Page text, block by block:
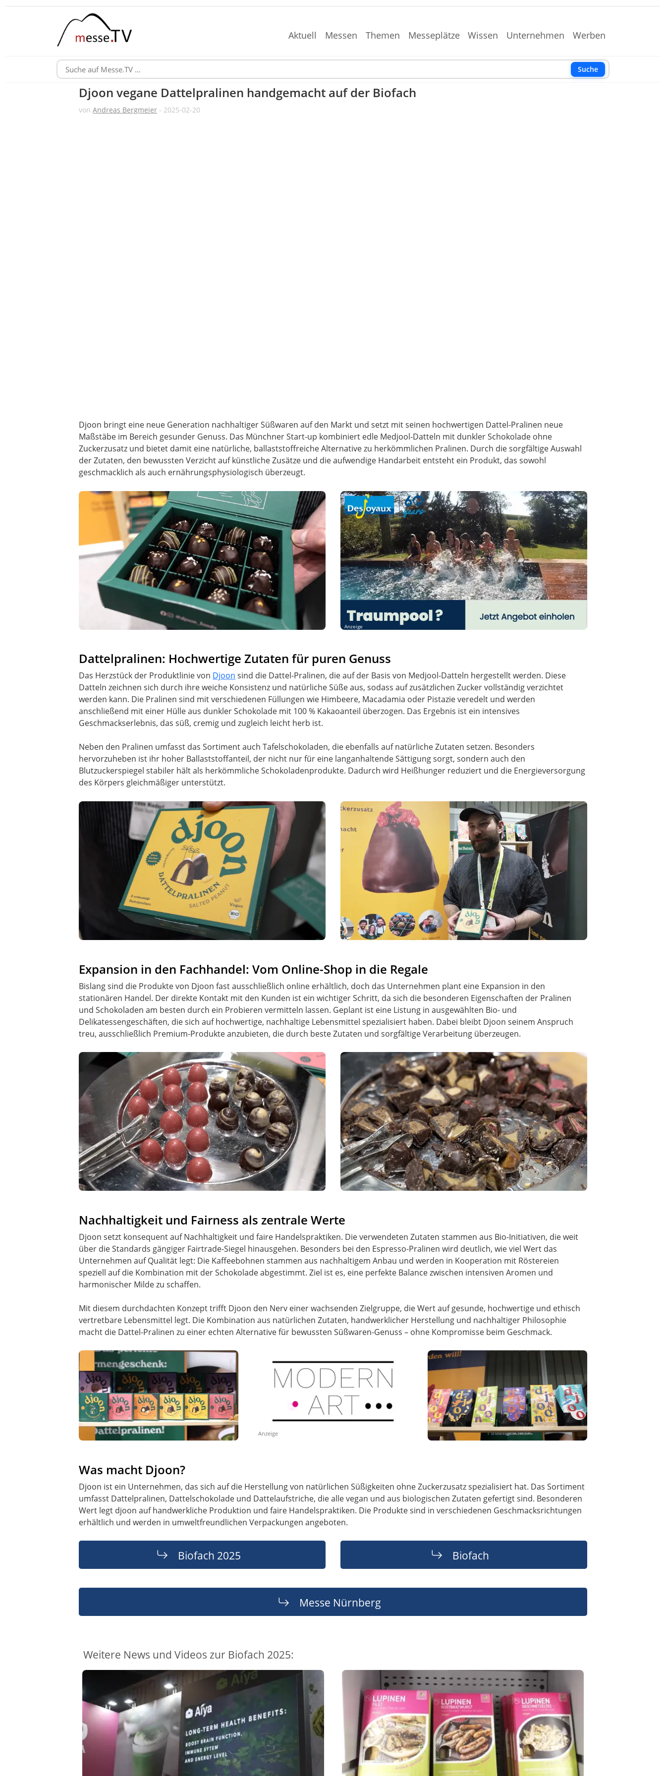
Aktuell Messen Themen Messeplätze Wissen Unternehmen Werben
Suche
Djoon vegane Dattelpralinen handgemacht auf der Biofach
vonAndreas Bergmeier - 2025-02-20
Djoon bringt eine neue Generation nachhaltiger Süßwaren auf den Markt und setzt mit seinen hochwertigen Dattel-Pralinen neue
Maßstäbe im Bereich gesunder Genuss. Das Münchner Start-up kombiniert edle Medjool-Datteln mit dunkler Schokolade ohne
Zuckerzusatz und bietet damit eine natürliche, ballaststoffreiche Alternative zu herkömmlichen Pralinen. Durch die sorgfältige Auswahl
der Zutaten, den bewussten Verzicht auf künstliche Zusätze und die aufwendige Handarbeit entsteht ein Produkt, das sowohl
geschmacklich als auch ernährungsphysiologisch überzeugt.
Anzeige
Dattelpralinen: Hochwertige Zutaten für puren Genuss
Das Herzstück der Produktlinie von Djoon sind die Dattel-Pralinen, die auf der Basis von Medjool-Datteln hergestellt werden. Diese
Datteln zeichnen sich durch ihre weiche Konsistenz und natürliche Süße aus, sodass auf zusätzlichen Zucker vollständig verzichtet
werden kann. Die Pralinen sind mit verschiedenen Füllungen wie Himbeere, Macadamia oder Pistazie veredelt und werden
anschließend mit einer Hülle aus dunkler Schokolade mit 100 % Kakaoanteil überzogen. Das Ergebnis ist ein intensives
Geschmackserlebnis, das süß, cremig und zugleich leicht herb ist.
Neben den Pralinen umfasst das Sortiment auch Tafelschokoladen, die ebenfalls auf natürliche Zutaten setzen. Besonders
hervorzuheben ist ihr hoher Ballaststoffanteil, der nicht nur für eine langanhaltende Sättigung sorgt, sondern auch den
Blutzuckerspiegel stabiler hält als herkömmliche Schokoladenprodukte. Dadurch wird Heißhunger reduziert und die Energieversorgung
des Körpers gleichmäßiger unterstützt.
Expansion in den Fachhandel: Vom Online-Shop in die Regale
Bislang sind die Produkte von Djoon fast ausschließlich online erhältlich, doch das Unternehmen plant eine Expansion in den
stationären Handel. Der direkte Kontakt mit den Kunden ist ein wichtiger Schritt, da sich die besonderen Eigenschaften der Pralinen
und Schokoladen am besten durch ein Probieren vermitteln lassen. Geplant ist eine Listung in ausgewählten Bio- und
Delikatessengeschäften, die sich auf hochwertige, nachhaltige Lebensmittel spezialisiert haben. Dabei bleibt Djoon seinem Anspruch
treu, ausschließlich Premium-Produkte anzubieten, die durch beste Zutaten und sorgfältige Verarbeitung überzeugen.
Nachhaltigkeit und Fairness als zentrale Werte
Djoon setzt konsequent auf Nachhaltigkeit und faire Handelspraktiken. Die verwendeten Zutaten stammen aus Bio-Initiativen, die weit
über die Standards gängiger Fairtrade-Siegel hinausgehen. Besonders bei den Espresso-Pralinen wird deutlich, wie viel Wert das
Unternehmen auf Qualität legt: Die Kaffeebohnen stammen aus nachhaltigem Anbau und werden in Kooperation mit Röstereien
speziell auf die Kombination mit der Schokolade abgestimmt. Ziel ist es, eine perfekte Balance zwischen intensiven Aromen und
harmonischer Milde zu schaffen.
Mit diesem durchdachten Konzept trifft Djoon den Nerv einer wachsenden Zielgruppe, die Wert auf gesunde, hochwertige und ethisch
vertretbare Lebensmittel legt. Die Kombination aus natürlichen Zutaten, handwerklicher Herstellung und nachhaltiger Philosophie
macht die Dattel-Pralinen zu einer echten Alternative für bewussten Süßwaren-Genuss – ohne Kompromisse beim Geschmack.
Anzeige
Was macht Djoon?
Djoon ist ein Unternehmen, das sich auf die Herstellung von natürlichen Süßigkeiten ohne Zuckerzusatz spezialisiert hat. Das Sortiment
umfasst Dattelpralinen, Dattelschokolade und Dattelaufstriche, die alle vegan und aus biologischen Zutaten gefertigt sind. Besonderen
Wert legt djoon auf handwerkliche Produktion und faire Handelspraktiken. Die Produkte sind in verschiedenen Geschmacksrichtungen
erhältlich und werden in umweltfreundlichen Verpackungen angeboten.
Biofach 2025 Biofach
Messe Nürnberg
Weitere News und Videos zur Biofach 2025: